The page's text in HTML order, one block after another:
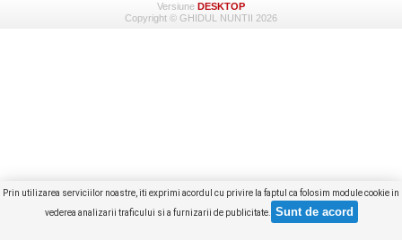
Prin utilizarea serviciilor noastre, iti exprimi acordul cu privire la faptul ca folosim module cookie in
vederea analizarii traficului si a furnizarii de publicitate.
Versiune DESKTOP
Copyright © GHIDUL NUNTII 2026